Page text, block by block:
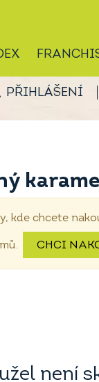
PŘIHLÁŠENÍ
kde chcete
CHCI
není